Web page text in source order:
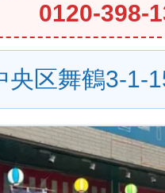
0120-398-
央区舞鶴3-1-